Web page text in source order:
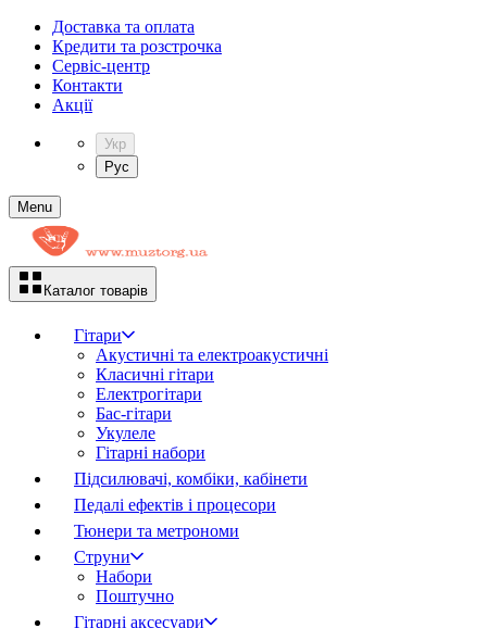
Доставка та оплата
Кредити та розстрочка
Сервіc-центр
Контакти
Акції
Укр
Рус
Menu
Каталог товарів
Гітари
Акустичні та електроакустичні
Класичні гітари
Електрогітари
Бас-гітари
Укулеле
Гітарні набори
Підсилювачі, комбіки, кабінети
Педалі ефектів і процесори
Тюнери та метрономи
Струни
Набори
Поштучно
Гітарні аксесуари